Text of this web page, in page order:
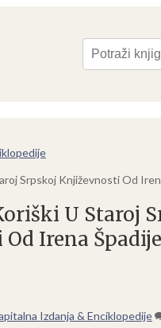
Srpskoj Književnosti Od
U Staroj
Irena
Izdanja & Enciklopedije